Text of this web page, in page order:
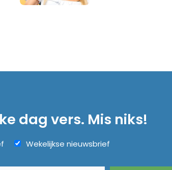
dag vers. Mis niks!
Wekelijkse nieuwsbrief